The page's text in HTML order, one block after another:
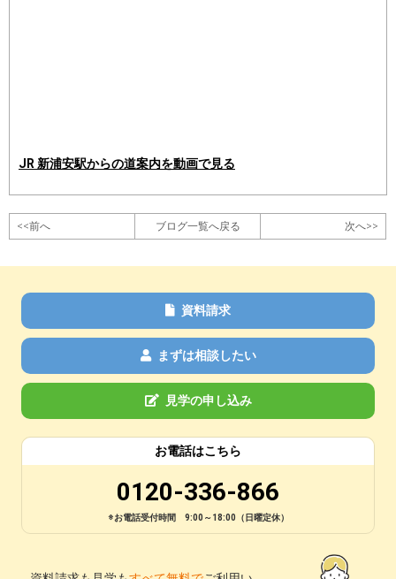
JR 新浦安駅からの道案内を動画で見る
<<前へ ブログ一覧へ戻る 次へ>>
資料請求
まずは相談したい
見学の申し込み
お電話はこちら
0120-336-866
※お電話受付時間 9:00～18:00（日曜定休）